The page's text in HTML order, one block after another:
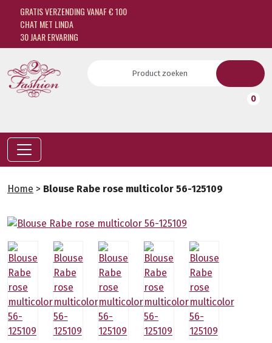
GRATIS VERZENDING VANAF € 100
CHAT MET LINDA
30 JAAR ERVARING
0
Home > Blouse Rabe rose multicolor 56-125109